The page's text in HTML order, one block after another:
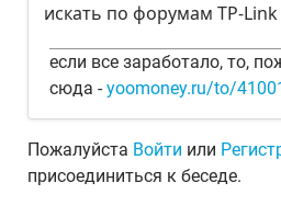
искать по форумам TP-Link
если все заработало, то,
сюда -yoomoney.ru/to/
Пожалуйста Войти или
присоединиться к беседе.